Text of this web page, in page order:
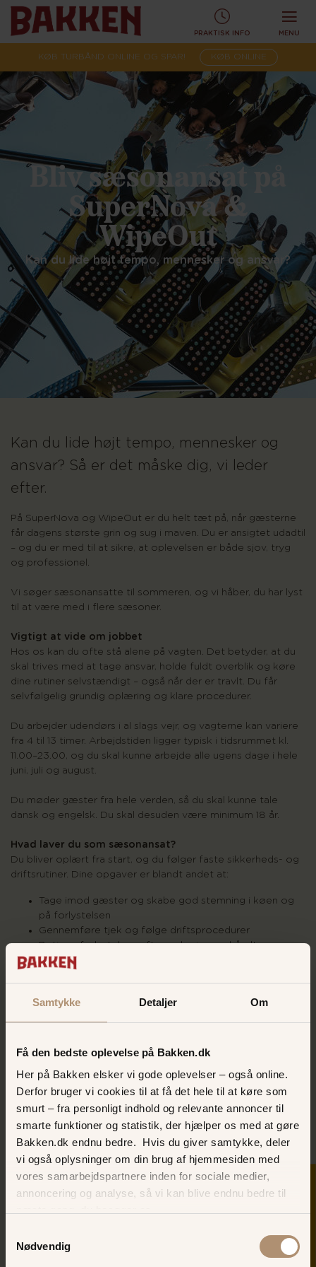
Samtykke Detaljer Om
Få den bedste oplevelse på Bakken.dk
Her på Bakken elsker vi gode oplevelser – også online.
Derfor bruger vi cookies til at få det hele til at køre som
smurt – fra personligt indhold og relevante annoncer til
smarte funktioner og statistik, der hjælper os med at gøre
Bakken.dk endnu bedre. Hvis du giver samtykke, deler
vi også oplysninger om din brug af hjemmesiden med
vores samarbejdspartnere inden for sociale medier,
annoncering og analyse, så vi kan blive endnu bedre til
Nødvendig
SKER I DAG
Bliv sæsonansat på
SuperNova &
WipeOut
Kan du lide højt tempo, mennesker og ansvar?
Kan du lide højt tempo, mennesker og
ansvar? Så er det måske dig, vi leder
efter.
På SuperNova og WipeOut er du helt tæt på, når gæsterne
får dagens største grin og sug i maven. Du er ansigtet udadtil
– og du er med til at sikre, at oplevelsen er både sjov, tryg
og professionel.
Vi søger sæsonansatte til sommeren, og vi håber, du har lyst
til at være med i flere sæsoner.
Vigtigt at vide om jobbet
Hos os kan du ofte stå alene på vagten. Det betyder, at du
skal trives med at tage ansvar, holde fuldt overblik og køre
dine rutiner selvstændigt – også når der er travlt. Du får
selvfølgelig grundig oplæring og klare procedurer.
Du arbejder udendørs i al slags vejr, og vagterne kan variere
fra 4 til 13 timer. Arbejdstiden ligger typisk i tidsrummet kl.
11.00–23.00, og du skal kunne arbejde alle ugens dage i hele
juni, juli og august.
Du møder gæster fra hele verden, så du skal kunne tale
dansk og engelsk. Du skal desuden være minimum 18 år.
Hvad laver du som sæsonansat?
Du bliver oplært fra start, og du følger faste sikkerheds- og
driftsrutiner. Dine opgaver er blandt andet at:
Tage imod gæster og skabe god stemning i køen og
på forlystelsen
Gennemføre tjek og følge driftsprocedurer
Betjene forlystelsen efter oplæring og håndtere
flowet professionelt
positiv attitude, brænder for jobbet og har et højt
Vi leder efter dig, der:
Er stabil og møder til tiden
Trives med at arbejde selvstændigt og effektivt
Er serviceminded og god til at kommunikere tydeligt
Kan holde hovedet koldt, når der er fart på
Har lyst til at skabe gode oplevelser for gæsterne
Praktisk info
Arbejdstider: Skiftende vagter i tidsrummet kl. 11.00–23.00
Periode: Du skal kunne arbejde i hele juni, juli og august
PRAKTISK INFO MENU
KØB TURBÅND ONLINE OG SPAR! KØB ONLINE